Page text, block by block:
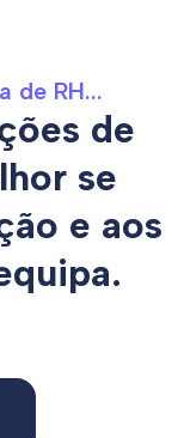
de RH...
de
se
e aos